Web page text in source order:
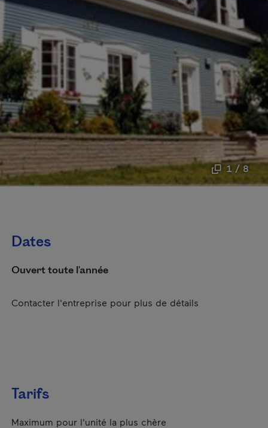
1 / 8
Dates
Ouvert toute l'année
Contacter l'entreprise pour plus de détails
Tarifs
Maximum pour l'unité la plus chère